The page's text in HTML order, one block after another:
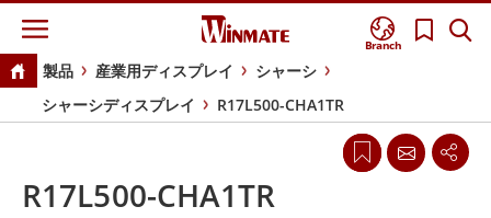
Branch
製品 産業用ディスプレイ
シャーシ
シャーシディスプレイ
R17L500-CHA1TR
R17L500-CHA1TR